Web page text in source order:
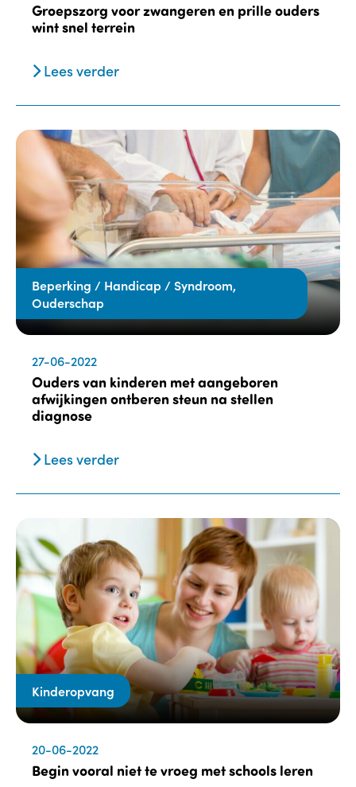
Groepszorg voor zwangeren en prille ouders
wint snel terrein
Lees verder
Beperking / Handicap / Syndroom,
Ouderschap
27-06-2022
Ouders van kinderen met aangeboren
afwijkingen ontberen steun na stellen
diagnose
Lees verder
Kinderopvang
20-06-2022
Begin vooral niet te vroeg met schools leren